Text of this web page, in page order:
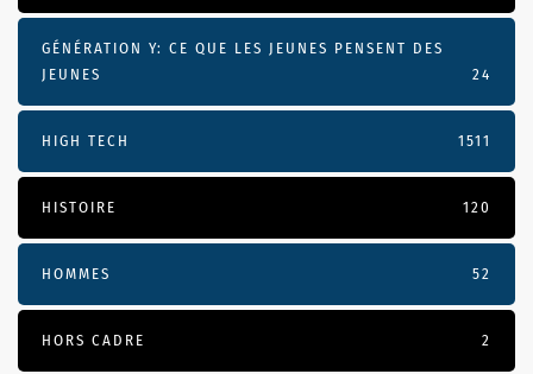
GÉNÉRATION Y: CE QUE LES JEUNES PENSENT DES
JEUNES
24
HIGH TECH 1511
HISTOIRE 120
HOMMES 52
HORS CADRE 2